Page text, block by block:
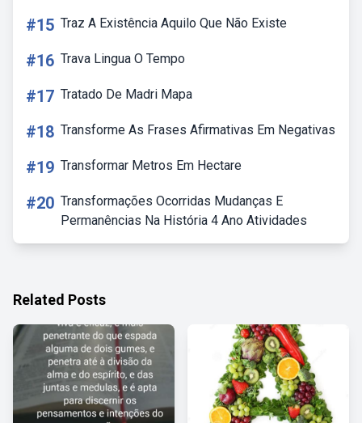
#15 Traz A Existência Aquilo Que Não Existe
#16 Trava Lingua O Tempo
#17 Tratado De Madri Mapa
#18 Transforme As Frases Afirmativas Em Negativas
#19 Transformar Metros Em Hectare
#20 Transformações Ocorridas Mudanças E
Permanências Na História 4 Ano Atividades
Related Posts